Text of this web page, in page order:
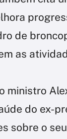
de
as
ministro
do ex-
sobre o